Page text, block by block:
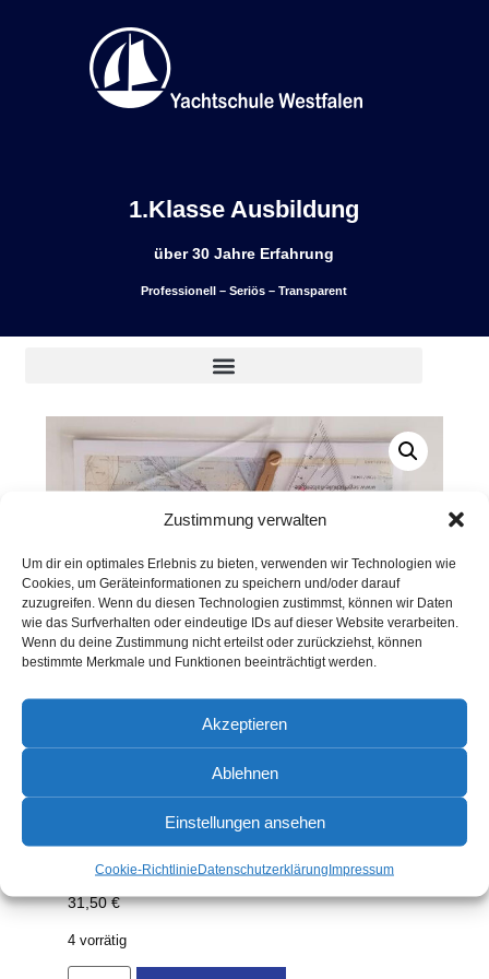
Zustimmung verwalten
Um dir ein optimales Erlebnis zu bieten, verwenden wir Technologien wie
Cookies, um Geräteinformationen zu speichern und/oder darauf
zuzugreifen. Wenn du diesen Technologien zustimmst, können wir Daten
wie das Surfverhalten oder eindeutige IDs auf dieser Website verarbeiten.
Wenn du deine Zustimmung nicht erteilst oder zurückziehst, können
bestimmte Merkmale und Funktionen beeinträchtigt werden.
Akzeptieren
Ablehnen
Einstellungen ansehen
Cookie-RichtlinieDatenschutzerklärungImpressum
1.Klasse Ausbildung
über 30 Jahre Erfahrung
Professionell – Seriös – Transparent
Unser Navigationsbesteck in robuster Qualität. Nicht nur für
die Ausbildung auch für den harten Bordeinsatz geeignet.
Inklusive Übungsleinen für die Knoten
31,50€
4 vorrätig